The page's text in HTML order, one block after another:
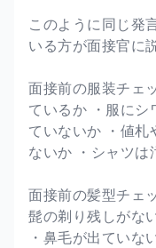
このように同じ発
いる方が面接官に
面接前の服装チェ
ているか ・服にシ
ていないか ・値札
ないか ・シャツは
面接前の髪型チェ
髭の剃り残しがな
・鼻毛が出ていな